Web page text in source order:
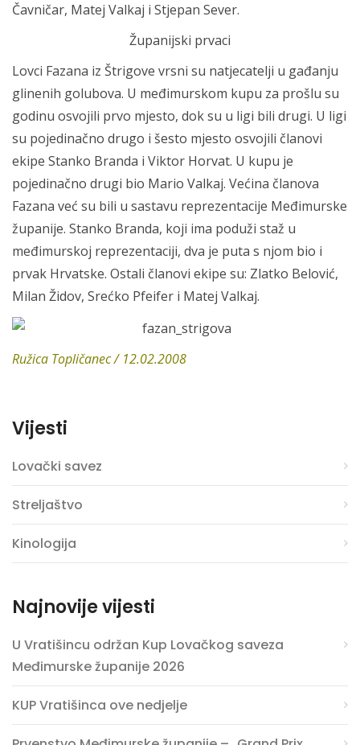
Čavničar, Matej Valkaj i Stjepan Sever.
Županijski prvaci
Lovci Fazana iz Štrigove vrsni su natjecatelji u gađanju
glinenih golubova. U međimurskom kupu za prošlu su
godinu osvojili prvo mjesto, dok su u ligi bili drugi. U ligi
su pojedinačno drugo i šesto mjesto osvojili članovi
ekipe Stanko Branda i Viktor Horvat. U kupu je
pojedinačno drugi bio Mario Valkaj. Većina članova
Fazana već su bili u sastavu reprezentacije Međimurske
županije. Stanko Branda, koji ima poduži staž u
međimurskoj reprezentaciji, dva je puta s njom bio i
prvak Hrvatske. Ostali članovi ekipe su: Zlatko Belović,
Milan Židov, Srećko Pfeifer i Matej Valkaj.
Ružica Topličanec / 12.02.2008
Vijesti
Lovački savez
Streljaštvo
Kinologija
Najnovije vijesti
U Vratišincu održan Kup Lovačkog saveza
Međimurske županije 2026
KUP Vratišinca ove nedjelje